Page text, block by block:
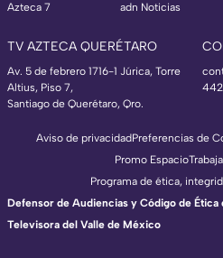
Azteca 7
adn Noticias
TV AZTECA QUERÉTARO
Av. 5 de febrero 1716-1 Júrica, Torre
Altius, Piso 7,
Santiago de Querétaro, Qro.
442
Aviso de privacidadPreferencias de
Promo Espacio
Programa de ética,
Defensor de Audiencias y Código de Ética
Televisora del Valle de México